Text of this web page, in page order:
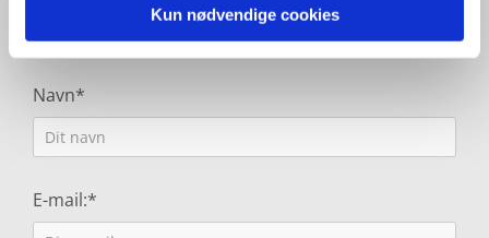
Kun nødvendige cookies
Skriv til os
Navn*
E-mail:*